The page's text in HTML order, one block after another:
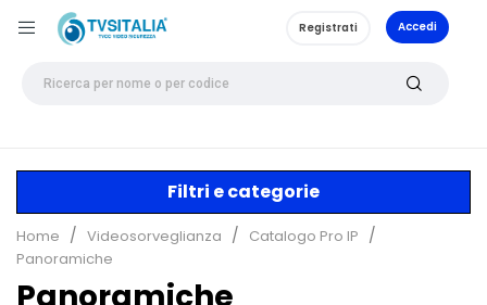
Registrati Accedi
Filtri e categorie
Home Videosorveglianza
Catalogo Pro IP
Panoramiche